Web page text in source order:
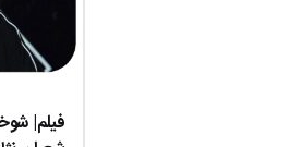
فیلم|